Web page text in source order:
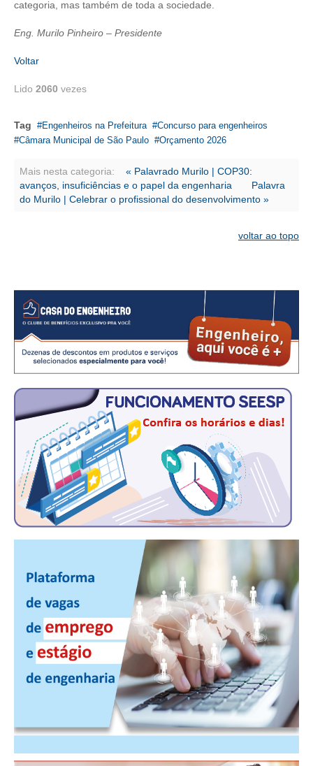
CAMPANHAS SALARIAIS
COMUNICAÇÃO
PALAVRA DO MURILO
CONTEÚDO ESPECIAL
JORNAL DO ENGENHEIRO
AGENDA
PUBLICAÇÕES
PUBLICIDADE
MANUAL DE REDAÇÃO
CONTATO
CADASTRO
ASSOCIE-SE
ATUALIZAÇÃO CADASTRAL
NÚCLEO JOVEM
categoria, mas também de toda a sociedade.
Eng. Murilo Pinheiro – Presidente
Voltar
Lido 2060 vezes
Tag Engenheiros na Prefeitura
Concurso para engenheiros
Câmara Municipal de São Paulo
Orçamento 2026
Mais nesta categoria:
« Palavrado Murilo | COP30:
avanços, insuficiências e o papel da engenharia
Palavra
do Murilo | Celebrar o profissional do desenvolvimento »
voltar ao topo